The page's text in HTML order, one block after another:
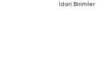
İdari Birimler